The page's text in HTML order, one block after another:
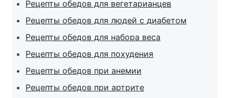
Рецепты обедов для вегетарианцев
Рецепты обедов для людей с диабетом
Рецепты обедов для набора веса
Рецепты обедов для похудения
Рецепты обедов при анемии
Рецепты обедов при артрите